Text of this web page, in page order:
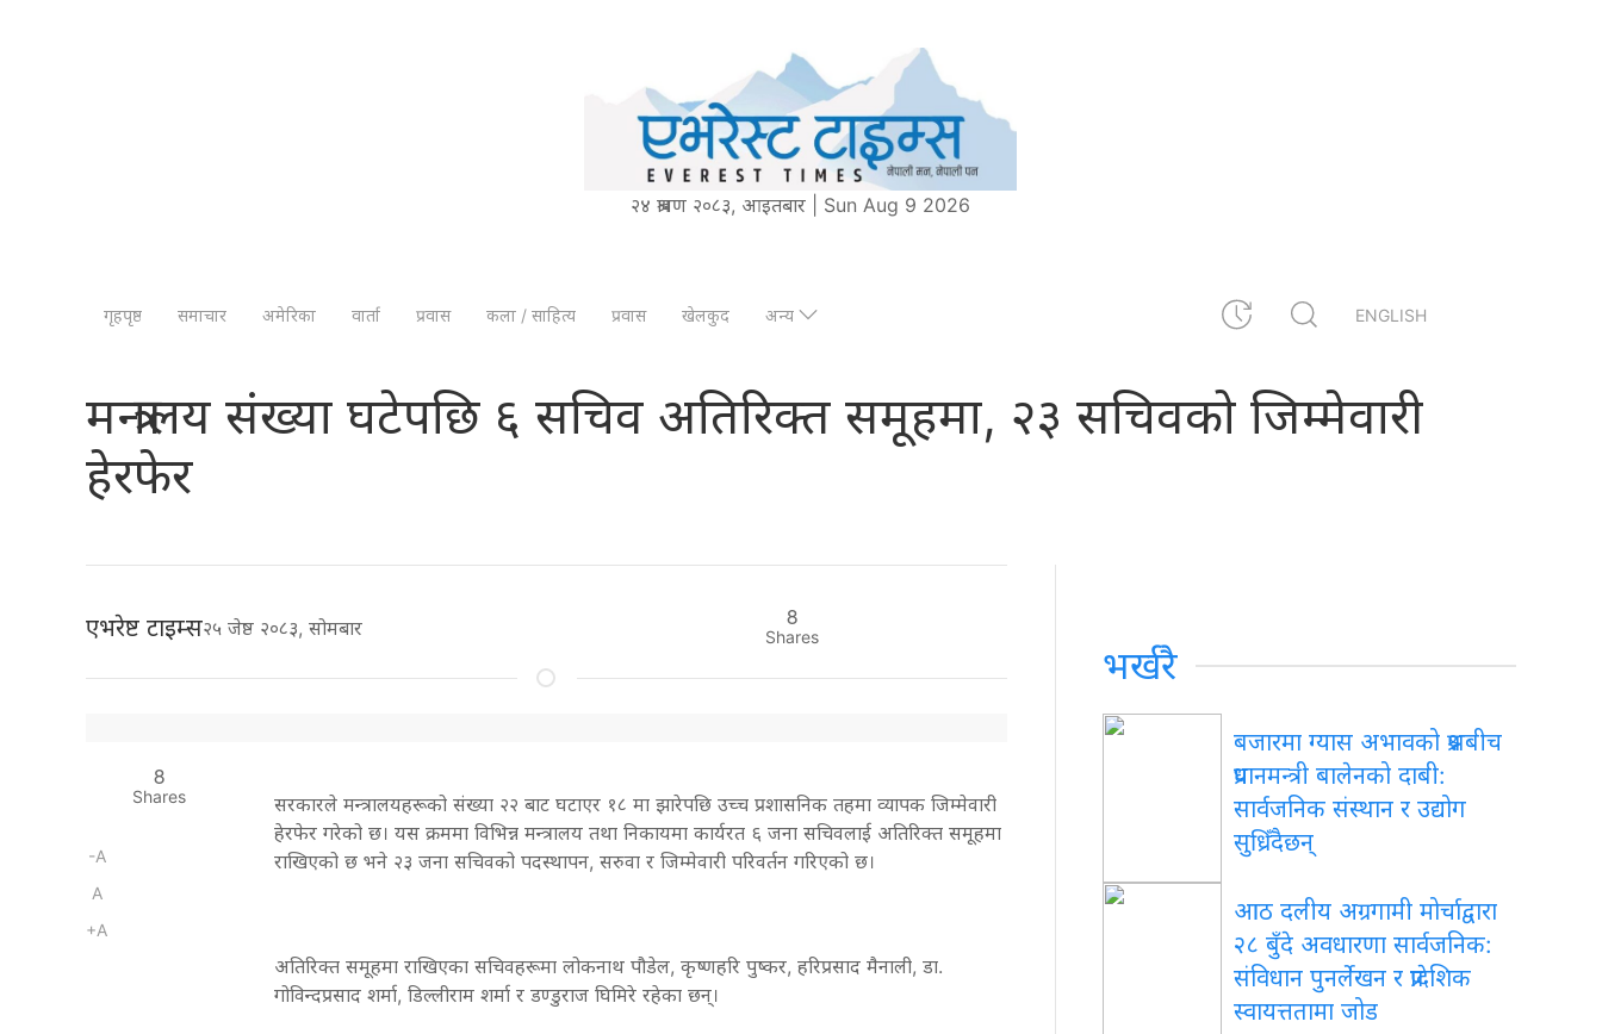
२४ श्रावण २०८३, आइतबार | Sun Aug 9 2026
गृहपृष्ठ समाचार अमेरिका वार्ता प्रवास कला / साहित्य प्रवास खेलकुद अन्य ENGLISH
मन्त्रालय संख्या घटेपछि ६ सचिव अतिरिक्त समूहमा, २३ सचिवको जिम्मेवारी
हेरफेर
एभरेष्ट टाइम्स२५ जेष्ठ २०८३, सोमबार 8
Shares
8
Shares
-A
A
+A
सरकारले मन्त्रालयहरूको संख्या २२ बाट घटाएर १८ मा झारेपछि उच्च प्रशासनिक तहमा व्यापक जिम्मेवारी
हेरफेर गरेको छ। यस क्रममा विभिन्न मन्त्रालय तथा निकायमा कार्यरत ६ जना सचिवलाई अतिरिक्त समूहमा
राखिएको छ भने २३ जना सचिवको पदस्थापन, सरुवा र जिम्मेवारी परिवर्तन गरिएको छ।
अतिरिक्त समूहमा राखिएका सचिवहरूमा लोकनाथ पौडेल, कृष्णहरि पुष्कर, हरिप्रसाद मैनाली, डा.
गोविन्दप्रसाद शर्मा, डिल्लीराम शर्मा र डण्डुराज घिमिरे रहेका छन्।
भर्खरै
बजारमा ग्यास अभावको प्रश्नबीच
प्रधानमन्त्री बालेनको दाबी:
सार्वजनिक संस्थान र उद्योग
सुध्रिँदैछन्
आठ दलीय अग्रगामी मोर्चाद्वारा
२८ बुँदे अवधारणा सार्वजनिक:
संविधान पुनर्लेखन र प्रादेशिक
स्वायत्ततामा जोड